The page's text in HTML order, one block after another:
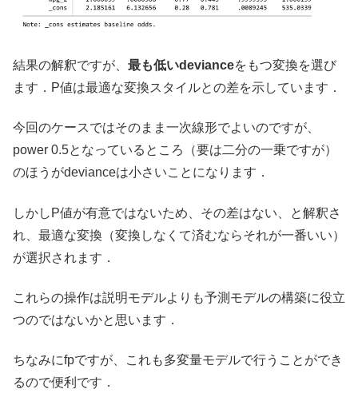
結果の解釈ですが、 最も低いdevianceをもつ変換を選び
ます．P値は最適な変換スタイルとの差を示しています．
今回のケースではそのまま一次線形でよいのですが、
power 0.5となっているところ（要は二分の一乗ですが）
のほうがdevianceは小さいことになります．
しかしP値が有意ではないため、その差はない、と解釈さ
れ、最適な変換（変換しなくて済むならそれが一番いい）
が選択されます．
これらの操作は説明モデルよりも予測モデルの構築に役立
つのではないかと思います．
ちなみにfpですが、これも多変量モデルで行うことができ
るので便利です．